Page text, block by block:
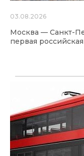
03.08.2026
Москва — Санкт-
первая